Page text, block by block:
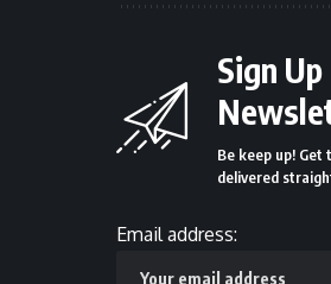
Sign
Be keep up!
delivered
Email address: